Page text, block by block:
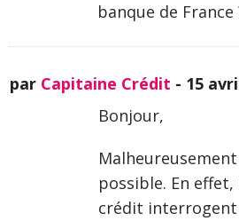
banque de France
par Capitaine Crédit - 15
Bonjour,
possible. En
crédit